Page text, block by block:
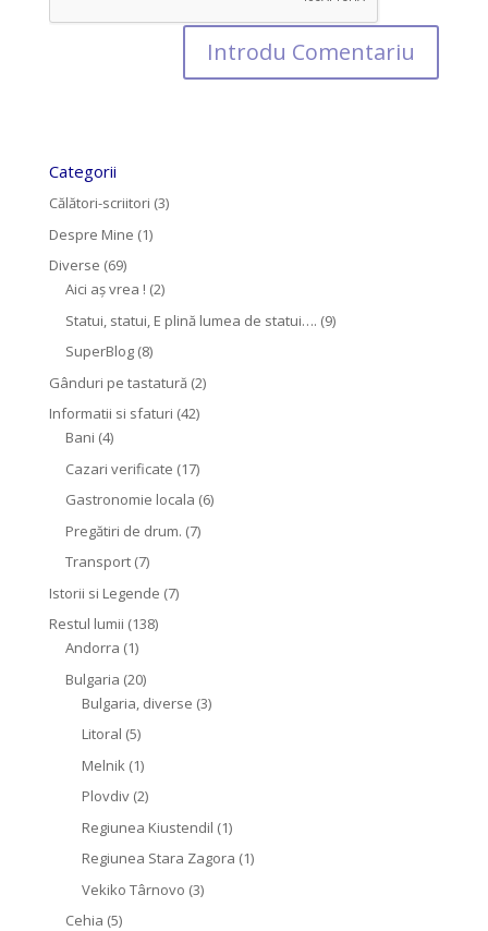
Categorii
Călători-scriitori (3)
Despre Mine (1)
Diverse (69)
Aici aș vrea ! (2)
Statui, statui, E plină lumea de statui…. (9)
SuperBlog(8)
Gânduri pe tastatură(2)
Informatii si sfaturi (42)
Bani (4)
Cazari verificate (17)
Gastronomie locala (6)
Pregătiri de drum. (7)
Transport(7)
Istorii si Legende (7)
Restul lumii (138)
Andorra (1)
Bulgaria (20)
Bulgaria, diverse (3)
Litoral (5)
Melnik (1)
Plovdiv(2)
Regiunea Kiustendil (1)
Regiunea Stara Zagora (1)
Vekiko Târnovo (3)
Cehia (5)